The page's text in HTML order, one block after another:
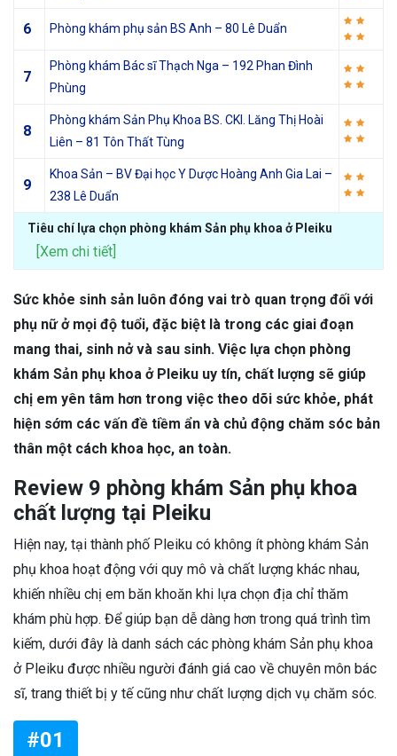
6 Phòng khám phụ sản BS Anh – 80 Lê Duẩn
7
Phòng khám Bác sĩ Thạch Nga – 192 Phan Đình
Phùng
8
Phòng khám Sản Phụ Khoa BS. CKI. Lăng Thị Hoài
Liên – 81 Tôn Thất Tùng
9
Khoa Sản – BV Đại học Y Dược Hoàng Anh Gia Lai –
238 Lê Duẩn
Tiêu chí lựa chọn phòng khám Sản phụ khoa ở Pleiku
[Xem chi tiết]
Sức khỏe sinh sản luôn đóng vai trò quan trọng đối với
phụ nữ ở mọi độ tuổi, đặc biệt là trong các giai đoạn
mang thai, sinh nở và sau sinh. Việc lựa chọn phòng
khám Sản phụ khoa ở Pleiku uy tín, chất lượng sẽ giúp
chị em yên tâm hơn trong việc theo dõi sức khỏe, phát
hiện sớm các vấn đề tiềm ẩn và chủ động chăm sóc bản
thân một cách khoa học, an toàn.
Review 9 phòng khám Sản phụ khoa
chất lượng tại Pleiku
Hiện nay, tại thành phố Pleiku có không ít phòng khám Sản
phụ khoa hoạt động với quy mô và chất lượng khác nhau,
khiến nhiều chị em băn khoăn khi lựa chọn địa chỉ thăm
khám phù hợp. Để giúp bạn dễ dàng hơn trong quá trình tìm
kiếm, dưới đây là danh sách các phòng khám Sản phụ khoa
ở Pleiku được nhiều người đánh giá cao về chuyên môn bác
sĩ, trang thiết bị y tế cũng như chất lượng dịch vụ chăm sóc.
#01